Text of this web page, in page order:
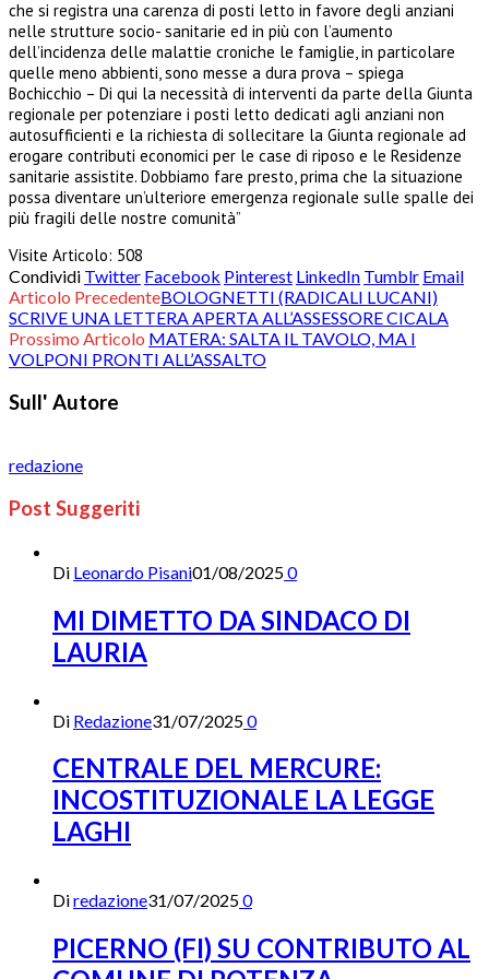
che si registra una carenza di posti letto in favore degli anziani
nelle strutture socio- sanitarie ed in più con l’aumento
dell’incidenza delle malattie croniche le famiglie, in particolare
quelle meno abbienti, sono messe a dura prova – spiega
Bochicchio – Di qui la necessità di interventi da parte della Giunta
regionale per potenziare i posti letto dedicati agli anziani non
autosufficienti e la richiesta di sollecitare la Giunta regionale ad
erogare contributi economici per le case di riposo e le Residenze
sanitarie assistite. Dobbiamo fare presto, prima che la situazione
possa diventare un’ulteriore emergenza regionale sulle spalle dei
più fragili delle nostre comunità”
Visite Articolo: 508
Condividi Twitter Facebook Pinterest LinkedIn Tumblr Email
Articolo PrecedenteBOLOGNETTI (RADICALI LUCANI)
SCRIVE UNA LETTERA APERTA ALL’ASSESSORE CICALA
Prossimo Articolo MATERA: SALTA IL TAVOLO, MA I
VOLPONI PRONTI ALL’ASSALTO
Sull' Autore
redazione
Post Suggeriti
Di Leonardo Pisani01/08/20250
MI DIMETTO DA SINDACO DI
LAURIA
Di Redazione31/07/20250
CENTRALE DEL MERCURE:
INCOSTITUZIONALE LA LEGGE
LAGHI
Diredazione31/07/20250
PICERNO (FI) SU CONTRIBUTO AL